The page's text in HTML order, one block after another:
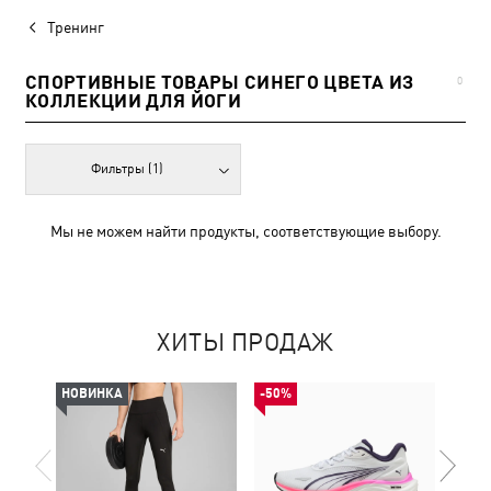
Тренинг
СПОРТИВНЫЕ ТОВАРЫ СИНЕГО ЦВЕТА ИЗ
КОЛЛЕКЦИИ ДЛЯ ЙОГИ
0
Фильтры (1)
Мы не можем найти продукты, соответствующие выбору.
ХИТЫ ПРОДАЖ
НОВИНКА -50%